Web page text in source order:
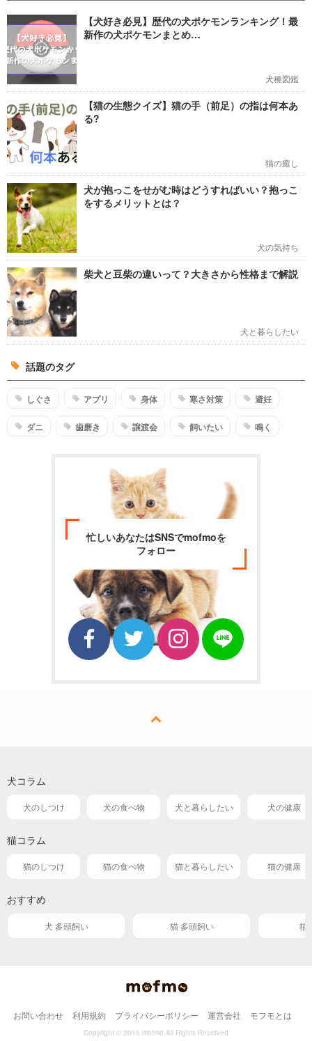
【犬好き必見】歴代の犬ポケモンランキング！最
新作の犬ポケモンまとめ…
犬種図鑑
【猫の生態クイズ】猫の手（前足）の指は何本あ
る?
猫の癒し
犬が抱っこをせがむ時はどうすればいい？抱っこ
をするメリットとは？
犬の気持ち
柴犬と豆柴の違いって？大きさから性格まで解説
犬と暮らしたい
話題のタグ
しぐさ アプリ 身体 寒さ対策 避妊
ダニ 歯磨き 譲渡会 飼いたい 鳴く
忙しいあなたはSNSでmofmoを
フォロー
犬コラム
犬のしつけ 犬の食べ物 犬と暮らしたい 犬の健康
猫コラム
猫のしつけ 猫の食べ物 猫と暮らしたい 猫の健康
おすすめ
犬 多頭飼い 猫 多頭飼い 猫
お問い合わせ 利用規約 プライバシーポリシー 運営会社 モフモとは
Copyright © 2015 mofmo.All Rights Reserved